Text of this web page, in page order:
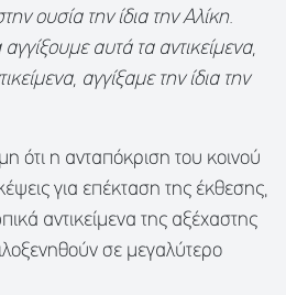
ουσία την ίδια την Αλίκη.
αυτά τα αντικείμενα,
αγγίξαμε την ίδια την
ότι η ανταπόκριση του κοινού
για επέκταση της έκθεσης,
αντικείμενα της αξέχαστης
σε μεγαλύτερο